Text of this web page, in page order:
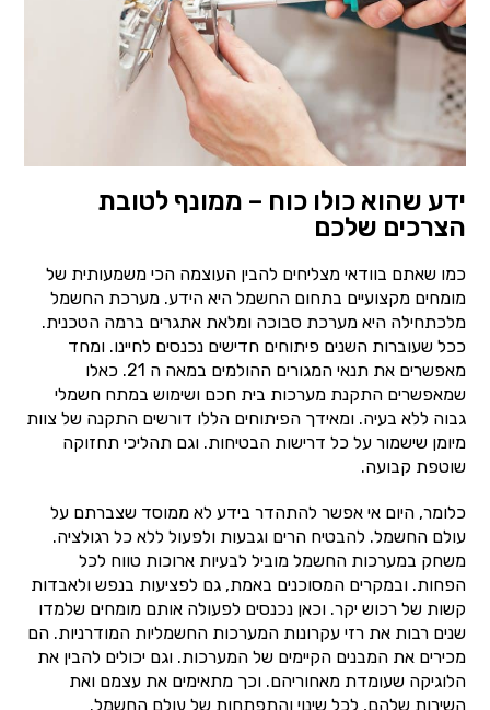
ידע שהוא כולו כוח – ממונף לטובת
הצרכים שלכם
כמו שאתם בוודאי מצליחים להבין העוצמה הכי משמעותית של
מומחים מקצועיים בתחום החשמל היא הידע. מערכת החשמל
מלכתחילה היא מערכת סבוכה ומלאת אתגרים ברמה הטכנית.
ככל שעוברות השנים פיתוחים חדישים נכנסים לחיינו. ומחד
מאפשרים את תנאי המגורים ההולמים במאה ה 21. כאלו
שמאפשרים התקנת מערכות בית חכם ושימוש במתח חשמלי
גבוה ללא בעיה. ומאידך הפיתוחים הללו דורשים התקנה של צוות
מיומן שישמור על כל דרישות הבטיחות. וגם תהליכי תחזוקה
שוטפת קבועה.
כלומר, היום אי אפשר להתהדר בידע לא ממוסד שצברתם על
עולם החשמל. להבטיח הרים וגבעות ולפעול ללא כל רגולציה.
משחק במערכות החשמל מוביל לבעיות ארוכות טווח לכל
הפחות. ובמקרים המסוכנים באמת, גם לפציעות בנפש ולאבדות
קשות של רכוש יקר. וכאן נכנסים לפעולה אותם מומחים שלמדו
שנים רבות את רזי עקרונות המערכות החשמליות המודרניות. הם
מכירים את המבנים הקיימים של המערכות. וגם יכולים להבין את
הלוגיקה שעומדת מאחוריהם. וכך מתאימים את עצמם ואת
השירות שלהם, לכל שינוי והתפתחות של עולם החשמל.